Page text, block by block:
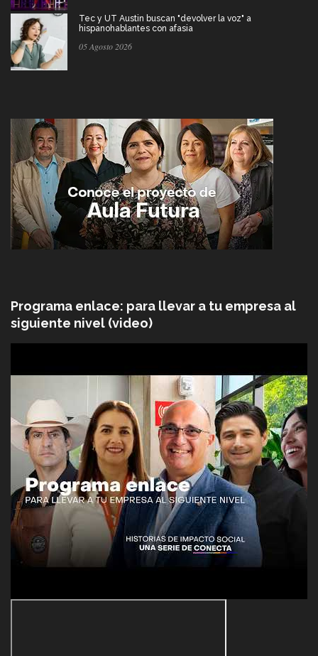
Tec y UT Austin buscan "devolver la voz" a
hispanohablantes con afasia
05 Agosto 2026
Programa enlace: para llevar a tu empresa al
siguiente nivel (video)